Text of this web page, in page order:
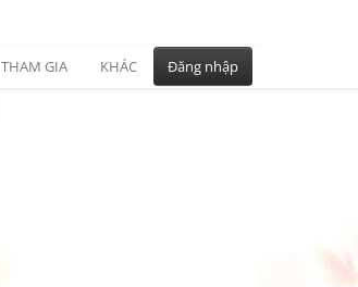
THAM GIA KHÁC Đăng nhập